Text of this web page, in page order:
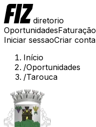
diretorio
OportunidadesFaturação
Iniciar sessaoCriar conta
Início
/Oportunidades
/Tarouca